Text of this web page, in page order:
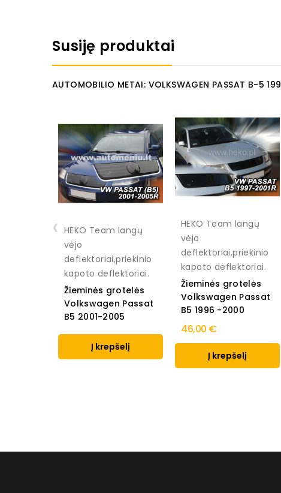
Susiję produktai
AUTOMOBILIO METAI: VOLKSWAGEN PASSAT B-5
HEKO Team langų
vėjo
deflektoriai,priekinio
kapoto deflektoriai.
Žieminės grotelės
Volkswagen Passat
B5 2001-2005
Į krepšelį
HEKO Team langų
vėjo
deflektoriai,priekinio
kapoto deflektoriai.
Žieminės grotelės
Volkswagen Passat
B5 1996 -2000
46,00 €
Į krepšelį
‹